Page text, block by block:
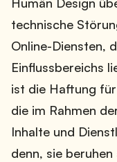
technische
Online-Diensten,
Einflussbereichs
ist die Haftung
die im Rahmen
Inhalte und
denn, sie